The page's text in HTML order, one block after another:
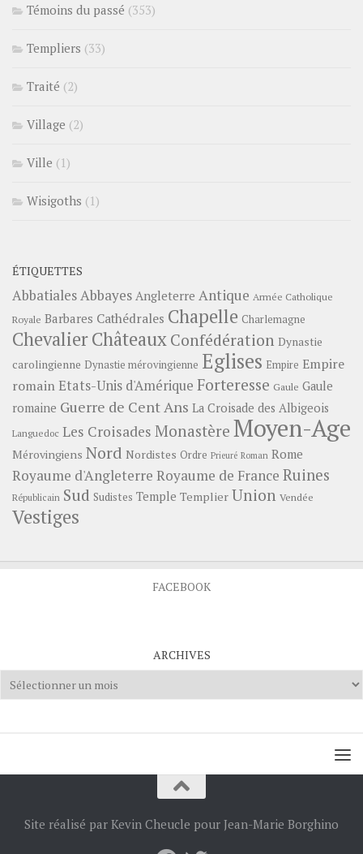
Témoins du passé (353)
Templiers (33)
Traité (2)
Village (2)
Ville (1)
Wisigoths (1)
ÉTIQUETTES
AbbatialesAbbayes Angleterre Antique Armée Catholique
Royale Barbares Cathédrales Chapelle Charlemagne
ChevalierChâteauxConfédération Dynastie
carolingienne Dynastie mérovingienne Eglises Empire Empire
romainEtats-Unis d'Amérique Forteresse Gaule Gaule
romaine Guerre de Cent Ans La Croisade des Albigeois
Languedoc Les Croisades Monastère Moyen-Age
Mérovingiens Nord Nordistes Ordre Prieuré Roman Rome
Royaume d'Angleterre Royaume de France Ruines
Républicain Sud Sudistes Temple Templier Union Vendée
Vestiges
FACEBOOK
ARCHIVES
Archives
Site réalisé par Kevin Cheucle pour Jean-Marie Borghino